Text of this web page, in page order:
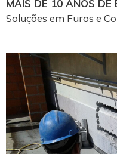
MAIS DE 10 ANOS DE
Soluções em Furos e